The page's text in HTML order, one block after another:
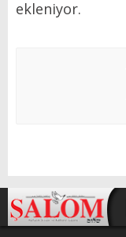
ekleniyor.